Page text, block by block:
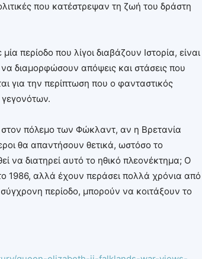
που κατέστρεψαν τη ζωή του δράστη
μία περίοδο που λίγοι διαβάζουν Ιστορία, είναι
διαμορφώσουν απόψεις και στάσεις που
για την περίπτωση που ο φανταστικός
στον πόλεμο των Φώκλαντ, αν η Βρετανία
θα απαντήσουν θετικά, ωστόσο το
να διατηρεί αυτό το ηθικό πλεονέκτημα; Ο
1986, αλλά έχουν περάσει πολλά χρόνια από
περίοδο, μπορούν να κοιτάξουν το